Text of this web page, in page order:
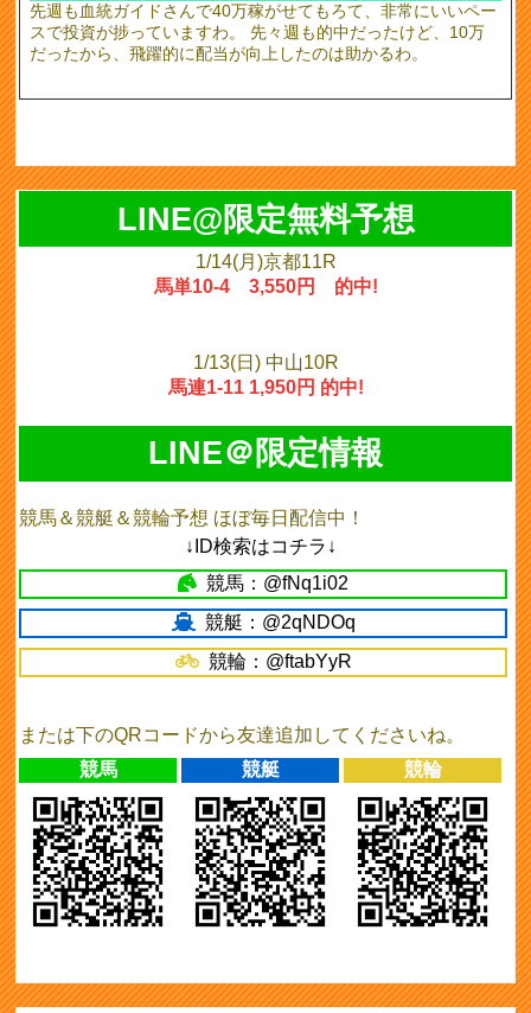
先週も血統ガイドさんで40万稼がせてもろて、非常にいいペー
スで投資が捗っていますわ。 先々週も的中だったけど、10万
だったから、飛躍的に配当が向上したのは助かるわ。
LINE@限定無料予想
1/14(月)京都11R
馬単10-4 3,550円 的中!
1/13(日) 中山10R
馬連1-11 1,950円 的中!
LINE＠限定情報
競馬＆競艇＆競輪予想 ほぼ毎日配信中！
↓ID検索はコチラ↓
競馬：@fNq1i02
競艇：@2qNDOq
競輪：@ftabYyR
または下のQRコードから友達追加してくださいね。
競馬
競艇 競輪